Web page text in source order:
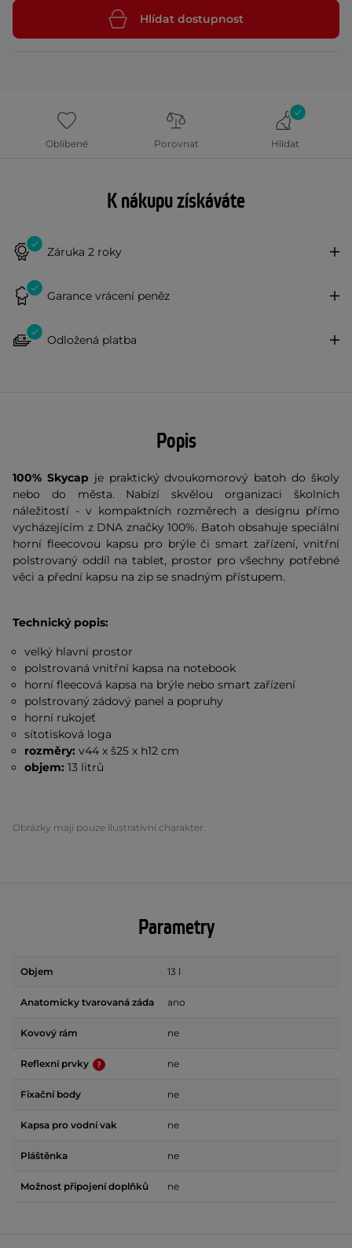
Hlídat dostupnost
Oblíbené Porovnat Hlídat
K nákupu získáváte
Záruka 2 roky
Garance vrácení peněz
Odložená platba
Popis
100% Skycap je praktický dvoukomorový batoh do školy
nebo do města. Nabízí skvělou organizaci školních
náležitostí - v kompaktních rozměrech a designu přímo
vycházejícím z DNA značky 100%. Batoh obsahuje speciální
horní fleecovou kapsu pro brýle či smart zařízení, vnitřní
polstrovaný oddíl na tablet, prostor pro všechny potřebné
věci a přední kapsu na zip se snadným přístupem.
Technický popis:
velký hlavní prostor
polstrovaná vnitřní kapsa na notebook
horní fleecová kapsa na brýle nebo smart zařízení
polstrovaný zádový panel a popruhy
horní rukojeť
sítotisková loga
rozměry: v44 x š25 x h12 cm
objem: 13 litrů
Obrázky mají pouze ilustrativní charakter.
Parametry
Objem 13 l
Anatomicky tvarovaná záda ano
Kovový rám ne
Reflexní prvky ne
Fixační body ne
Kapsa pro vodní vak ne
Pláštěnka ne
Možnost připojení doplňků ne